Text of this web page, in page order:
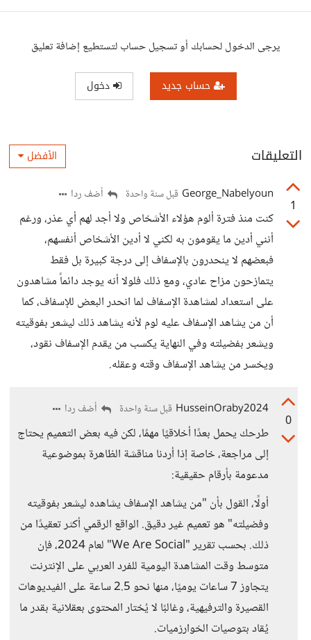
يرجى الدخول لحسابك أو تسجيل حساب لتستطيع إضافة تعليق
حساب جديد دخول
التعليقات الأفضل
1
George_Nabelyoun قبل سنة واحدة أضف ردا
كنت منذ فترة ألوم هؤلاء الأشخاص ولا أجد لهم أي عذر، ورغم
أنني أدين ما يقومون به لكني لا أدين الأشخاص أنفسهم،
فبعضهم لا ينحدرون بالإسفاف إلى درجة كبيرة بل فقط
يتمازحون مزاح عادي، ومع ذلك فلولا أنه يوجد دائماً مشاهدون
على استعداد لمشاهدة الإسفاف لما انحدر البعض للإسفاف، كما
أن من يشاهد الإسفاف عليه لوم لأنه يشاهد ذلك ليشعر بفوقيته
ويشعر بفضيلته وفي النهاية يكسب من يقدم الإسفاف نقود،
ويخسر من يشاهد الإسفاف وقته وعقله.
0
HusseinOraby2024 قبل سنة واحدة أضف ردا
طرحك يحمل بعدًا أخلاقيًا مهمًا، لكن فيه بعض التعميم يحتاج
إلى مراجعة، خاصة إذا أردنا مناقشة الظاهرة بموضوعية
مدعومة بأرقام حقيقية:
أولًا، القول بأن "من يشاهد الإسفاف يشاهده ليشعر بفوقيته
وفضيلته" هو تعميم غير دقيق. الواقع الرقمي أكثر تعقيدًا من
ذلك. بحسب تقرير "We Are Social" لعام 2024، فإن
متوسط وقت المشاهدة اليومية للفرد العربي على الإنترنت
يتجاوز 7 ساعات يوميًا، منها نحو 2.5 ساعة على الفيديوهات
القصيرة والترفيهية، وغالبًا لا يُختار المحتوى بعقلانية بقدر ما
يُقاد بتوصيات الخوارزميات.